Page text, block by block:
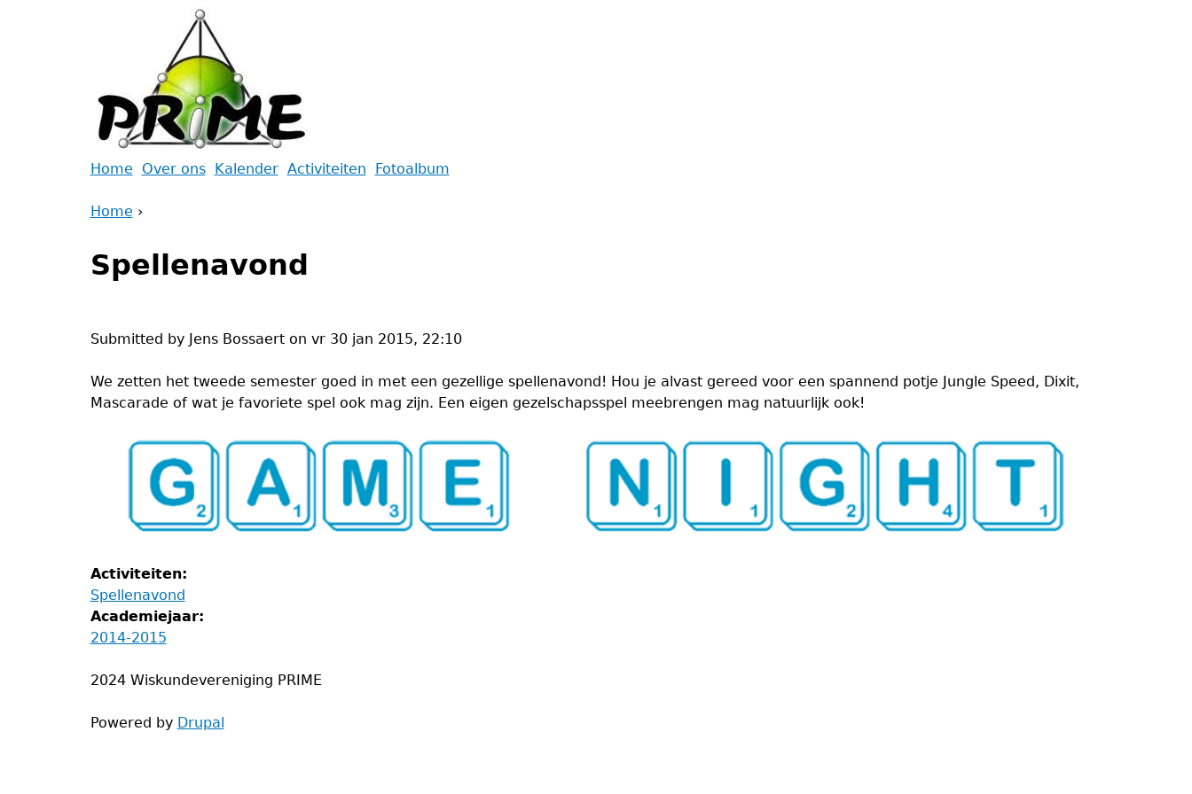
are
Home ›
to
top
Spellenavond
Submitted by Jens Bossaerton vr 30 jan 2015, 22:10
We zetten het tweede semester goed in met een gezellige spellenavond! Hou je alvast gereed voor een spannend potje Jungle Speed, Dixit,
Mascarade of wat je favoriete spel ook mag zijn. Een eigen gezelschapsspel meebrengen mag natuurlijk ook!
Activiteiten:
Spellenavond
Academiejaar:
2014-2015
Back
top
Home Over ons Kalender Activiteiten Fotoalbum
2024 Wiskundevereniging PRIME
Powered by Drupal